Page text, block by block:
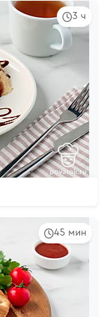
3 ч
45 мин